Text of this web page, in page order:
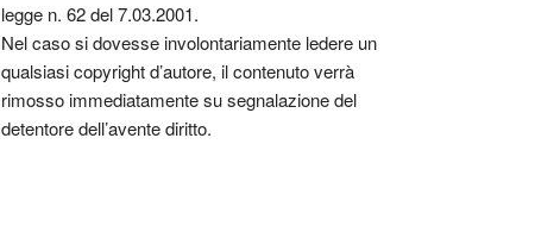
legge n. 62 del 7.03.2001.
Nel caso si dovesse involontariamente ledere un
qualsiasi copyright d’autore, il contenuto verrà
rimosso immediatamente su segnalazione del
detentore dell’avente diritto.